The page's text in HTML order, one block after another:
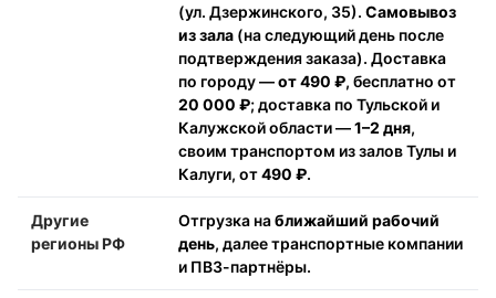
(ул. Дзержинского, 35). Самовывоз
из зала (на следующий день после
подтверждения заказа). Доставка
по городу —от 490 ₽, бесплатно от
20 000 ₽; доставка по Тульской и
Калужской области —1–2 дня,
своим транспортом из залов Тулы и
Калуги, от490 ₽.
Другие
регионы РФ
Отгрузка наближайший рабочий
день, далее транспортные компании
и ПВЗ-партнёры.